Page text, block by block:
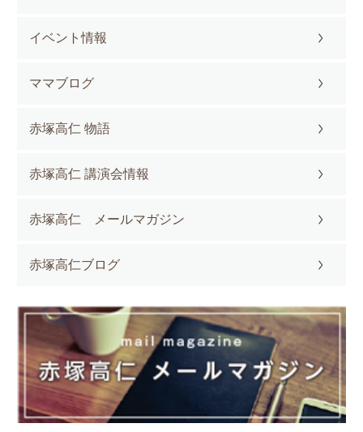
イベント情報
ママブログ
赤塚高仁 物語
赤塚高仁 講演会情報
赤塚高仁 メールマガジン
赤塚高仁ブログ